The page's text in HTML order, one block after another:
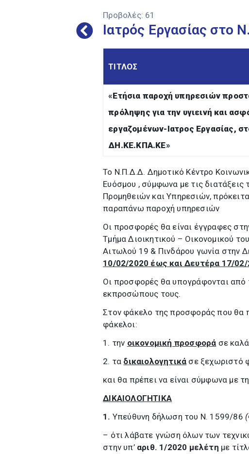
Προβολές: 61
Ιατρός Εργασίας
ΤΙΤΛΟΣ
«Ετήσια παροχή υπηρεσιών
πρόληψης για την υγιεινή και
εργαζομένων-Ιατρος Εργασίας,
ΔΗ.ΚΕ.ΚΠΑ.ΚΕ»
Το Ν.Π.Δ.Δ. Δημοτικό Κέντρο
Ευόσμου , σύμφωνα με τις
Προμηθειών και Υπηρεσιών,
παραπάνω παροχή υπηρεσιών
Οι προσφορές θα είναι έγγραφες
Τμήμα Διοικητικού – Οικονομικού
Αιτωλού 19 & Πινδάρου γωνία στην
10/02/2020 έως και Δευτέρα 17/02/
Οι προσφορές θα υπογράφονται από
εκπροσώπους τους.
Στον φάκελο της προσφοράς που θα
φάκελοι:
1. την οικονομική προσφορά σε
2. τα δικαιολογητικά σε ξεχωριστό
και θα πρέπει να είναι σύμφωνα με
ΔΙΚΑΙΟΛΟΓΗΤΙΚΑ
1. Υπεύθυνη δήλωση του Ν. 1599/86
– ότι λάβατε γνώση όλων των
στην υπ’ αριθ. 1/2020 μελέτη με